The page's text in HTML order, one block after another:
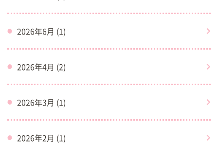
2026年6月 (1)
2026年4月 (2)
2026年3月 (1)
2026年2月 (1)